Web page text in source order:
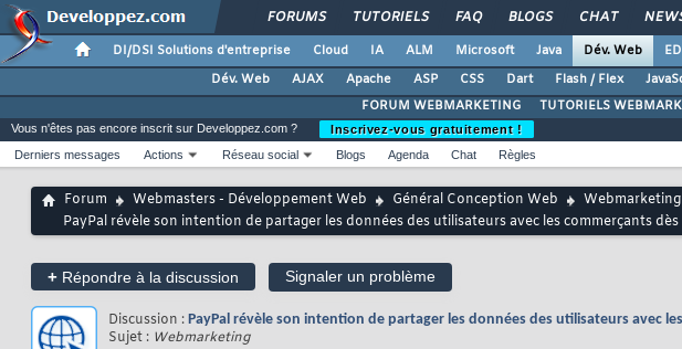
FORUMS TUTORIELS FAQ BLOGS CHAT
DI/DSI Solutions d'entreprise Cloud IA ALM Microsoft Java Dév. Web
Dév. Web
AJAX Apache ASP CSS Dart Flash / Flex
FORUM WEBMARKETING
TUTORIELS
Vous n'êtes pas encore inscrit sur Developpez.com ?
Inscrivez-vous gratuitement !
Derniers messages
Actions Réseau social Blogs Agenda Chat Règles
Forum Webmasters - Développement Web Général Conception Web
Webmarketing
PayPal révèle son intention de partager les données des utilisateurs avec les commerçants
+ Répondre à la discussion Signaler un problème
Discussion : PayPal révèle son intention de partager les données des utilisateurs avec
Sujet : Webmarketing